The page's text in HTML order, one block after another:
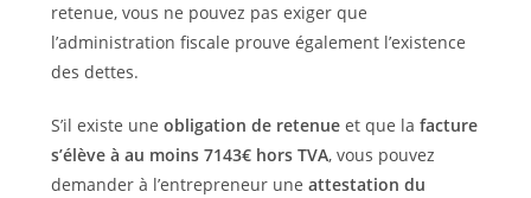
retenue, vous ne pouvez pas exiger que
l’administration fiscale prouve également l’existence
des dettes.
S’il existe une obligation de retenueet que la facture
s’élève à au moins 7143€ hors TVA, vous pouvez
demander à l’entrepreneur une attestation du